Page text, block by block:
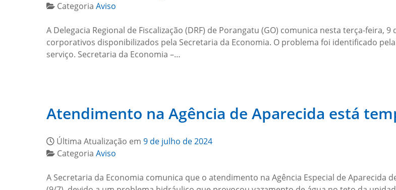
Categoria Aviso
A Delegacia Regional de Fiscalização (DRF) de Porangatu (GO) comunica nesta terça-feira,
corporativos disponibilizados pela Secretaria da Economia. O problema foi identificado
serviço. Secretaria da Economia –…
Atendimento na Agência de Aparecida está
Última Atualização em 9 de julho de 2024
Categoria Aviso
A Secretaria da Economia comunica que o atendimento na Agência Especial de